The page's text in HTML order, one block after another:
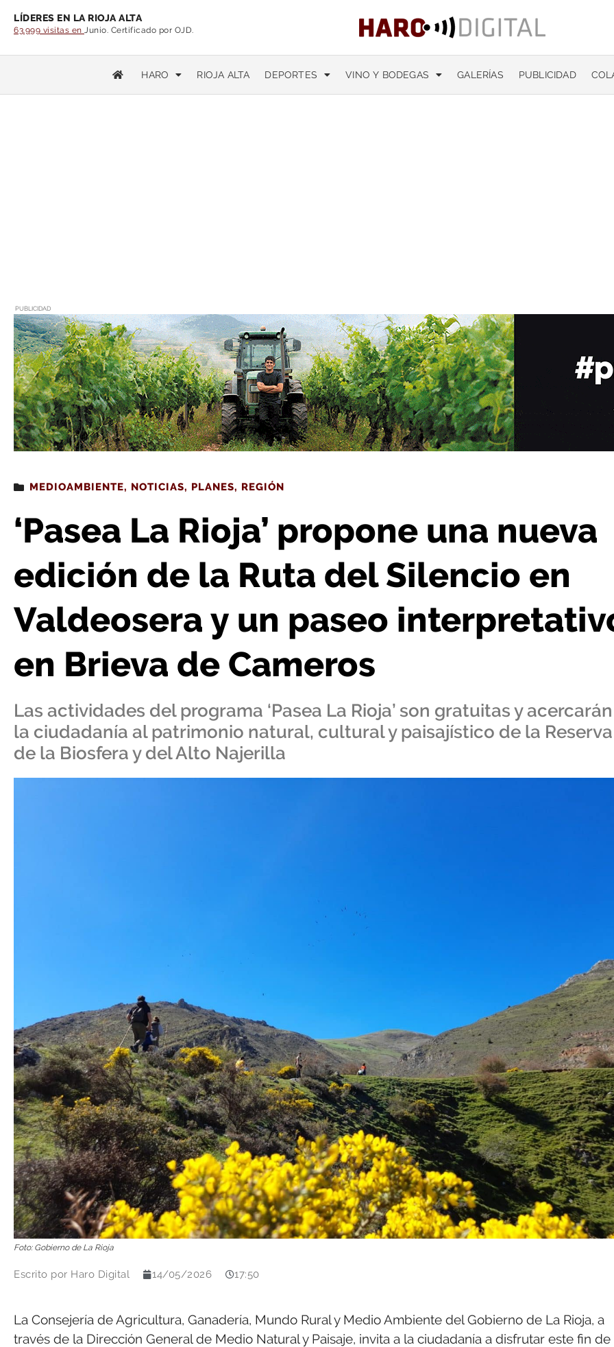
LÍDERES EN LA RIOJA ALTA
63.999 visitas en Junio. Certificado por OJD.
HARO RIOJA ALTA DEPORTES VINO Y BODEGAS GALERÍAS PUBLICIDAD
PUBLICIDAD
Estás leyendo: ‘Pasea La Rioja’ propone una nueva edición de la Ruta del Silencio en Valdeosera y un paseo interpretativo en Brieva de Cameros
MEDIOAMBIENTE, NOTICIAS, PLANES, REGIÓN
‘Pasea La Rioja’ propone una nueva
edición de la Ruta del Silencio en
Valdeosera y un paseo
en Brieva de Cameros
Las actividades del programa ‘Pasea La Rioja’ son gratuitas y
la ciudadanía al patrimonio natural, cultural y paisajístico de la Reserva
de la Biosfera y del Alto Najerilla
Foto: Gobierno de La Rioja
Escrito por Haro Digital 14/05/2026 17:50
La Consejería de Agricultura, Ganadería, Mundo Rural y Medio Ambiente del Gobierno de La Rioja, a
través de la Dirección General de Medio Natural y Paisaje, invita a la ciudadanía a disfrutar este fin de